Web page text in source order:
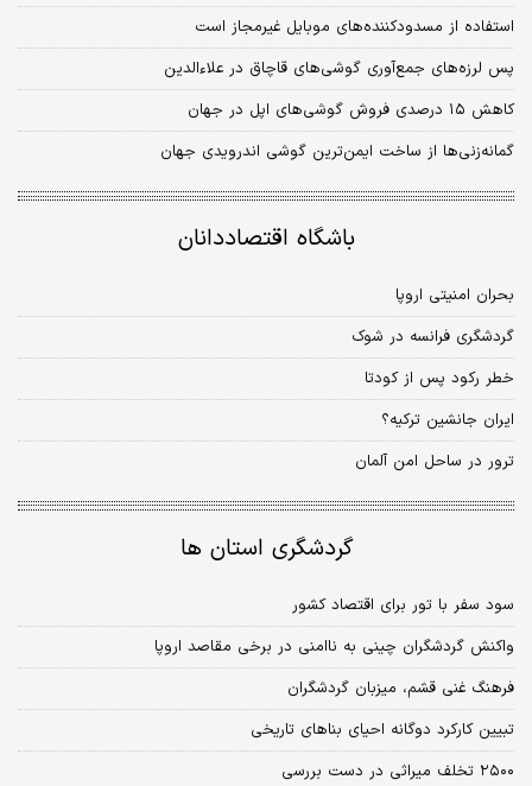
استفاده از مسدودکننده‌های موبایل غیرمجاز است
پس لرزه‌های جمع‌آوری گوشی‌های قاچاق در علاءالدین
کاهش ۱۵ درصدی فروش گوشی‌های اپل در جهان
گمانه‌زنی‌ها از ساخت ایمن‌ترین گوشی اندرویدی جهان
باشگاه اقتصاددانان
بحران امنیتی اروپا
گردشگری فرانسه در شوک
خطر رکود پس از کودتا
ایران جانشین ترکیه؟
ترور در ساحل امن آلمان
گردشگری استان ها
سود سفر با تور برای اقتصاد کشور
واکنش گردشگران چینی به ناامنی در برخی مقاصد اروپا
فرهنگ غنی قشم، میزبان گردشگران
تبیین کارکرد دوگانه احیای بناهای تاریخی
۲۵۰۰ تخلف میراثی در دست بررسی